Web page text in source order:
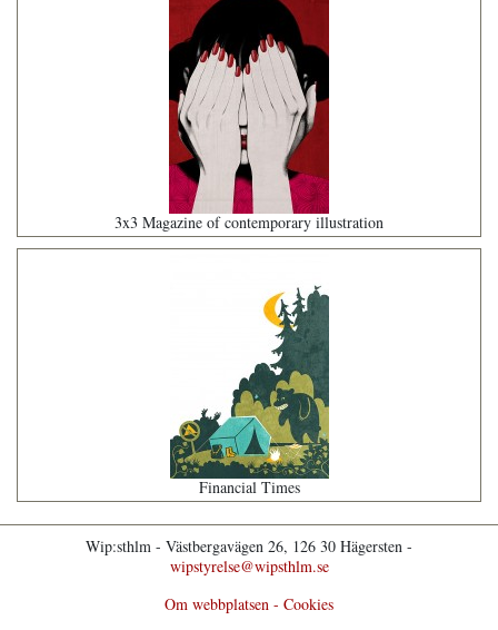
3x3 Magazine of contemporary illustration
Financial Times
Wip:sthlm - Västbergavägen 26, 126 30 Hägersten -
wipstyrelse@wipsthlm.se
Om webbplatsen - Cookies